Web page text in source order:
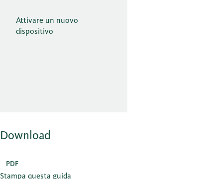
Attivare un nuovo
dispositivo
Download
PDF
Stampa questa guida